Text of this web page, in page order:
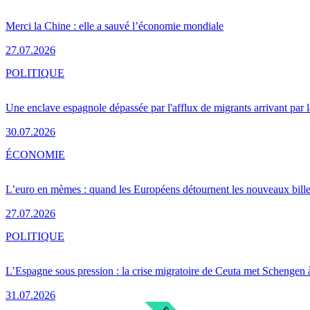
Merci la Chine : elle a sauvé l’économie mondiale
27.07.2026
Une enclave espagnole dépassée par l'afflux de migrants arrivant par
30.07.2026
POLITIQUE
L’euro en mèmes : quand les Européens détournent les nouveaux
27.07.2026
ÉCONOMIE
L’Espagne sous pression : la crise migratoire de Ceuta met Schengen
31.07.2026
POLITIQUE